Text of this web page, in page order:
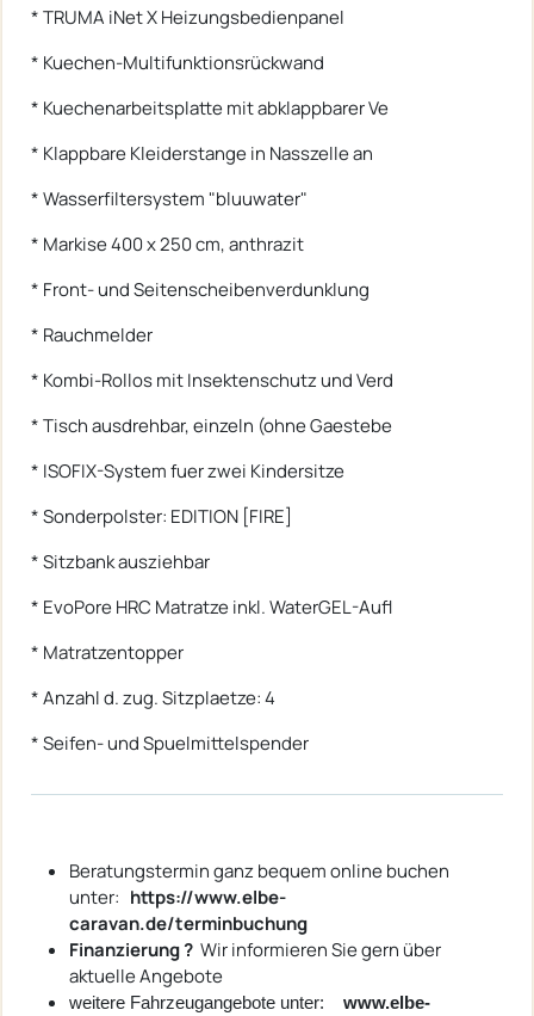
* TRUMA iNet X Heizungsbedienpanel
* Kuechen-Multifunktionsrückwand
* Kuechenarbeitsplatte mit abklappbarer Ve
* Klappbare Kleiderstange in Nasszelle an
* Wasserfiltersystem "bluuwater"
* Markise 400 x 250 cm, anthrazit
* Front- und Seitenscheibenverdunklung
* Rauchmelder
* Kombi-Rollos mit Insektenschutz und Verd
* Tisch ausdrehbar, einzeln (ohne Gaestebe
* ISOFIX-System fuer zwei Kindersitze
* Sonderpolster: EDITION [FIRE]
* Sitzbank ausziehbar
* EvoPore HRC Matratze inkl. WaterGEL-Aufl
* Matratzentopper
* Anzahl d. zug. Sitzplaetze: 4
* Seifen- und Spuelmittelspender
Beratungstermin ganz bequem online buchen
unter: https://www.elbe-
caravan.de/terminbuchung
Finanzierung ? Wir informieren Sie gern über
aktuelle Angebote
weitere Fahrzeugangebote unter: www.elbe-